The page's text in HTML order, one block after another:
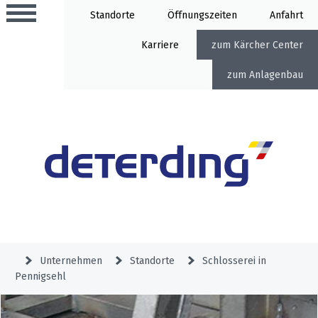
Standorte Öffnung Anfahrt
Karriere Kärcher Center
Anlagenbau
Aktionen
Angebote
&
Aktionen
&
Motorgeräte
Schlosserei
Unternehmen Standorte
Schlosserei in
Pennigsehl